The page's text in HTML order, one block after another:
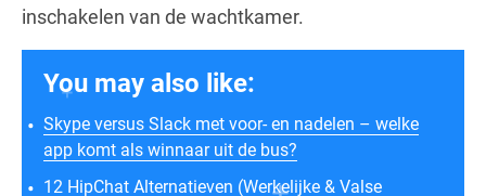
inschakelen van de wachtkamer.
You may also like:
Skype versus Slack met voor- en nadelen – welke
app komt als winnaar uit de bus?
12 HipChat Alternatieven (Werkelijke & Valse